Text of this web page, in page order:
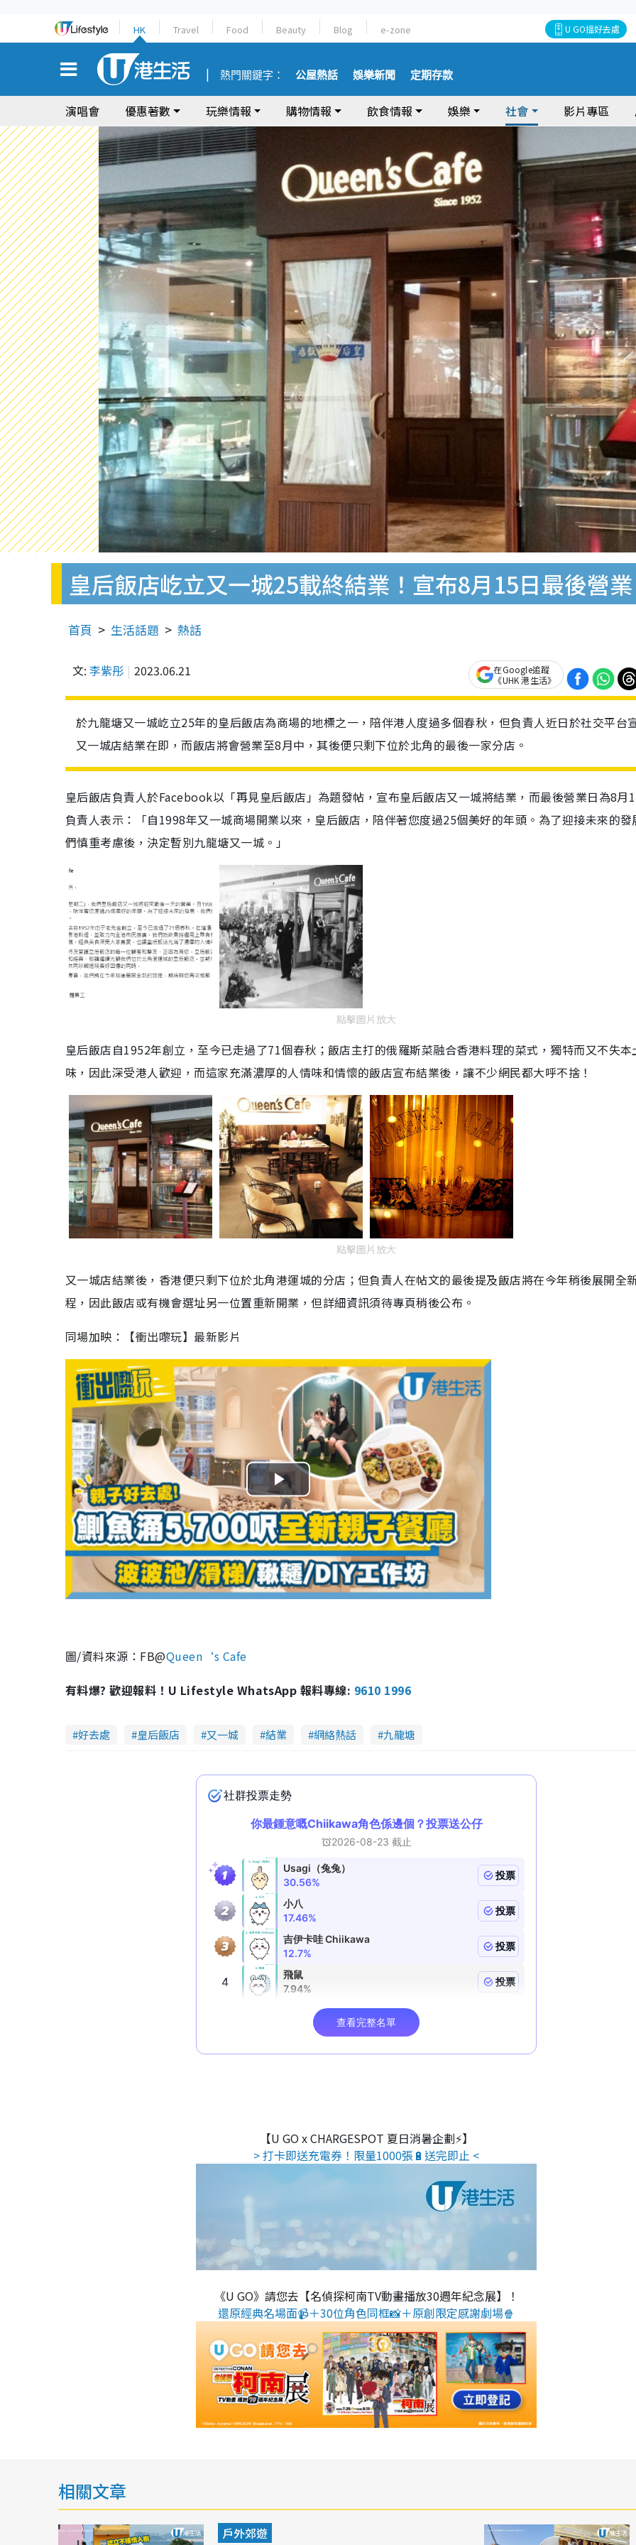
HK Travel Food Beauty Blog e-zone U GO搵好去處
熱門關鍵字： 公屋熱話 娛樂新聞 定期存款
演唱會 優惠著數 玩樂情報 購物情報 飲食情報 娛樂 社會 影片專區
皇后飯店屹立又一城25載終結業！宣布8月15日最後營業
首頁 生活話題 熱話
文: 李紫彤 2023.06.21
在Google追蹤
《UHK 港生活》
於九龍塘又一城屹立25年的皇后飯店為商場的地標之一，陪伴港人度過多個春秋，但負責人近日於社交平台
又一城店結業在即，而飯店將會營業至8月中，其後便只剩下位於北角的最後一家分店。
皇后飯店負責人於Facebook以「再見皇后飯店」為題發帖，宣布皇后飯店又一城將結業，而最後營業日為8月
負責人表示：「自1998年又一城商場開業以來，皇后飯店，陪伴著您度過25個美好的年頭。為了迎接未來的發
們慎重考慮後，決定暫別九龍塘又一城。」
點擊圖片放大
皇后飯店自1952年創立，至今已走過了71個春秋；飯店主打的俄羅斯菜融合香港料理的菜式，獨特而又不失本
味，因此深受港人歡迎，而這家充滿濃厚的人情味和情懷的飯店宣布結業後，讓不少網民都大呼不捨！
點擊圖片放大
又一城店結業後，香港便只剩下位於北角港運城的分店；但負責人在帖文的最後提及飯店將在今年稍後展開全
程，因此飯店或有機會選址另一位置重新開業，但詳細資訊須待專頁稍後公布。
同場加映：【衝出嚟玩】最新影片
P
l
a
y
d
圖/資料來源：FB@Queen‘s Cafe
有料爆? 歡迎報料！U Lifestyle WhatsApp 報料專線: 9610 1996
好去處 皇后飯店 又一城 結業 網絡熱話 九龍塘
【U GO x CHARGESPOT 夏日消暑企劃⚡】
> 打卡即送充電券！限量1000張🔋送完即止 <
《U GO》請您去【名偵探柯南TV動畫播放30週年紀念展】！
還原經典名場面📹＋30位角色同框📸＋原創限定感謝劇場🍿
相關文章
戶外郊遊